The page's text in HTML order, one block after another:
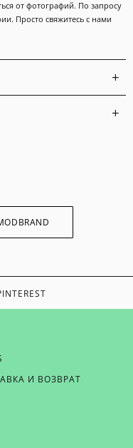
от фотографий. По запросу
Просто свяжитесь с нами
И ВОЗВРАТ
В КУРСЕ НАШИХ НОВОСТЕЙ,
ОТПРАВЬТЕ НАМ СВОЙ EMAIL